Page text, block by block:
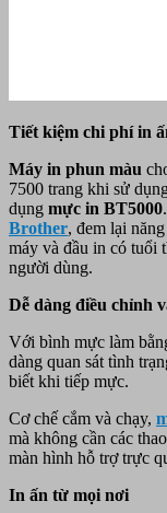
Tiết kiệm chi phí in
Máy in phun màu
7500 trang khi sử
dụng mực in BT5000
Brother, đem lại
máy và đầu in có tuổi
người dùng.
Dễ dàng điều chỉnh
Với bình mực làm
dàng quan sát tình
biết khi tiếp mực.
Cơ chế cắm và chạy,
mà không cần các
màn hình hỗ trợ trực
In ấn từ mọi nơi